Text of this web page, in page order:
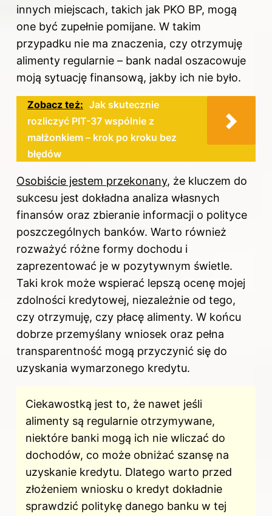
innych miejscach, takich jak PKO BP, mogą
one być zupełnie pomijane. W takim
przypadku nie ma znaczenia, czy otrzymuję
alimenty regularnie – bank nadal oszacowuje
moją sytuację finansową, jakby ich nie było.
Zobacz też: Jak skutecznie
rozliczyć PIT-37 wspólnie z
małżonkiem – krok po kroku bez
błędów
Osobiście jestem przekonany, że kluczem do
sukcesu jest dokładna analiza własnych
finansów oraz zbieranie informacji o polityce
poszczególnych banków. Warto również
rozważyć różne formy dochodu i
zaprezentować je w pozytywnym świetle.
Taki krok może wspierać lepszą ocenę mojej
zdolności kredytowej, niezależnie od tego,
czy otrzymuję, czy płacę alimenty. W końcu
dobrze przemyślany wniosek oraz pełna
transparentność mogą przyczynić się do
uzyskania wymarzonego kredytu.
Ciekawostką jest to, że nawet jeśli
alimenty są regularnie otrzymywane,
niektóre banki mogą ich nie wliczać do
dochodów, co może obniżać szansę na
uzyskanie kredytu. Dlatego warto przed
złożeniem wniosku o kredyt dokładnie
sprawdzić politykę danego banku w tej